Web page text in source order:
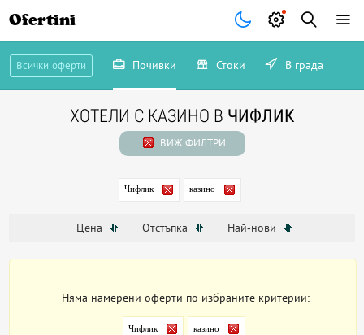
Ofertini
Всички оферти Почивки Стоки В града
ХОТЕЛИ С КАЗИНО В ЧИФЛИК
ВИЖ ФИЛТРИ
Чифлик казино
Цена Отстъпка Най-нови
Няма намерени оферти по избраните критерии:
Чифлик казино